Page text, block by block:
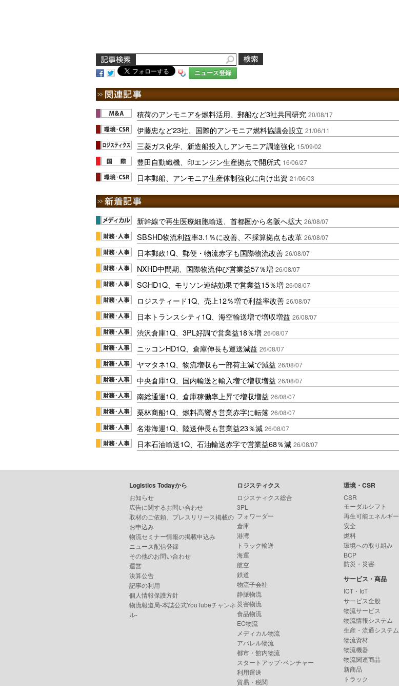
ニュース登録
積荷のアンモニアを燃料活用、郵船など3社共同研究 20/08/17
伊藤忠など23社、国際的アンモニア燃料協議会設立 21/06/11
三菱ガス化学、新造船投入しアンモニア調達強化 15/09/02
豊田自動織機、印エンジン生産拠点で開所式 16/06/27
日本郵船、アンモニア生産体制強化に向け出資 21/06/03
新幹線で再生医療細胞輸送、首都圏から名阪へ拡大 26/08/07
SBSHD物流利益率3.1％に改善、不採算拠点も改革 26/08/07
日本郵政1Q、郵便・物流赤字も国際物流改善 26/08/07
NXHD中間期、国際物流伸び営業益57％増 26/08/07
SGHD1Q、モリソン連結効果で営業益15％増 26/08/07
ロジスティード1Q、売上12％増で利益率改善 26/08/07
日本トランスシティ1Q、海空輸送増で増収増益 26/08/07
渋沢倉庫1Q、3PL好調で営業益18％増 26/08/07
ニッコンHD1Q、倉庫伸長も運送減益 26/08/07
ヤマタネ1Q、物流増収も一部荷主減で減益 26/08/07
中央倉庫1Q、国内輸送と輸入増で増収増益 26/08/07
南総通運1Q、倉庫稼働率上昇で増収増益 26/08/07
栗林商船1Q、燃料高響き営業赤字に転落 26/08/07
名港海運1Q、陸送伸長も営業益23％減 26/08/07
日本石油輸送1Q、石油輸送赤字で営業益68％減 26/08/07
Logistics Todayから
お知らせ
広告に関するお問い合わせ
取材のご依頼、プレスリリース掲載の
お申込み
物流セミナー情報の掲載申込み
ニュース配信登録
その他のお問い合わせ
運営
決算公告
記事の利用
個人情報保護方針
物流報道局-本誌公式YouTubeチャンネ
ル-
ロジスティクス
ロジスティクス総合
3PL
フォワーダー
倉庫
港湾
トラック輸送
海運
航空
鉄道
物流子会社
静脈物流
災害物流
食品物流
EC物流
メディカル物流
アパレル物流
都市・館内物流
スタートアップ･ベンチャー
利用運送
貿易・税関
環境・CSR
CSR
モーダルシフト
再生可能エネルギー
安全
燃料
環境への取り組み
BCP
防災・災害
サービス・商品
ICT・IoT
サービス全般
物流サービス
物流情報システム
生産・流通システム
物流資材
物流機器
物流関連商品
新商品
トラック